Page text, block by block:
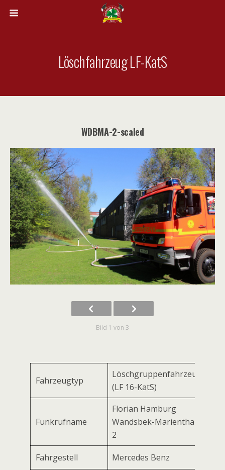
Löschfahrzeug LF-KatS
WDBMA-2-scaled
Bild 1 von 3
Fahrzeugtyp
Löschgruppenfahrzeug
(LF 16-KatS)
Funkrufname
Florian Hamburg
Wandsbek-Marienthal
2
Fahrgestell Mercedes Benz